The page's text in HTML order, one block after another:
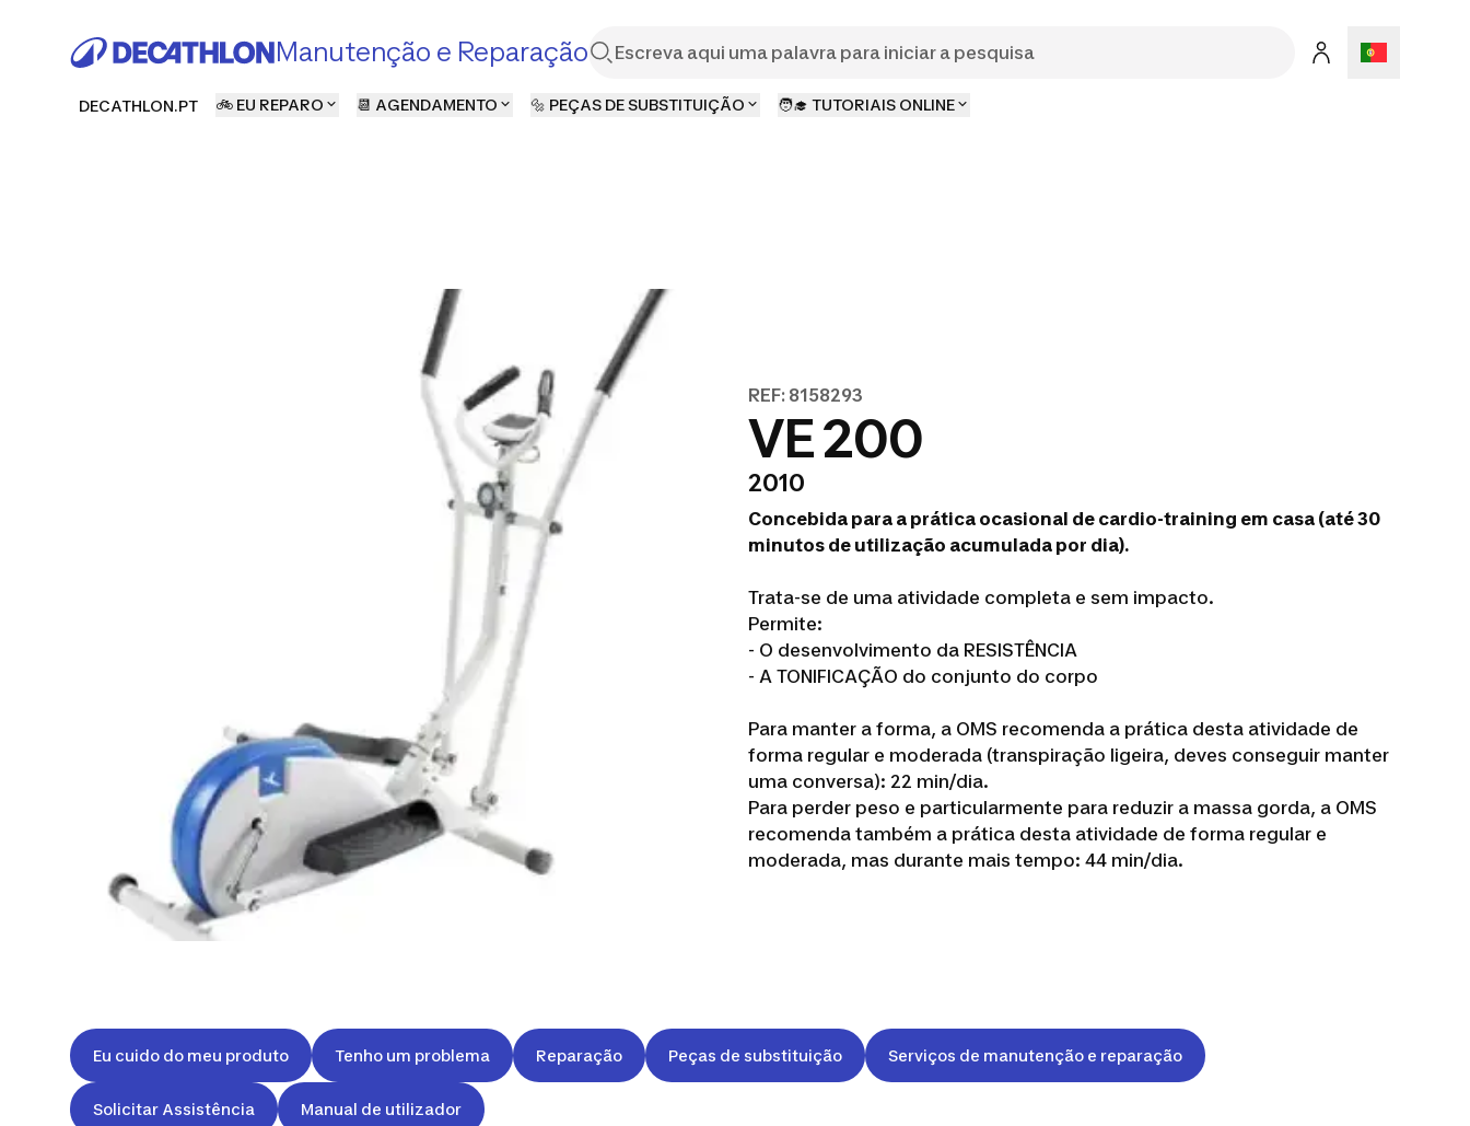
Manutenção e Reparação
DECATHLON.PT 🚲 EU REPARO 📆 AGENDAMENTO 🔩 PEÇAS DE SUBSTITUIÇÃO 🧑‍🎓 TUTORIAIS ONLINE
REF: 8158293
VE 200
2010
Concebida para a prática ocasional de cardio-training em casa (até 30
minutos de utilização acumulada por dia).
Trata-se de uma atividade completa e sem impacto.
Permite:
- O desenvolvimento da RESISTÊNCIA
- A TONIFICAÇÃO do conjunto do corpo
Para manter a forma, a OMS recomenda a prática desta atividade de
forma regular e moderada (transpiração ligeira, deves conseguir manter
uma conversa): 22 min/dia.
Para perder peso e particularmente para reduzir a massa gorda, a OMS
recomenda também a prática desta atividade de forma regular e
moderada, mas durante mais tempo: 44 min/dia.
Eu cuido do meu produto Tenho um problema Reparação Peças de substituição Serviços de manutenção e reparação
Solicitar Assistência Manual de utilizador